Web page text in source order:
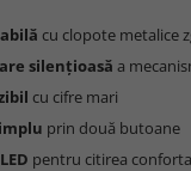
cu clopote metalice
silențioasă a
cu cifre mari
prin două butoane
pentru citirea